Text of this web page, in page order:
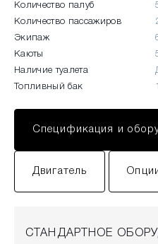
Количество палуб
Количество пассажиров
Экипаж
Каюты
Наличие туалета
Топливный бак
Спецификация и
Двигатель
СТАНДАРТНОЕ